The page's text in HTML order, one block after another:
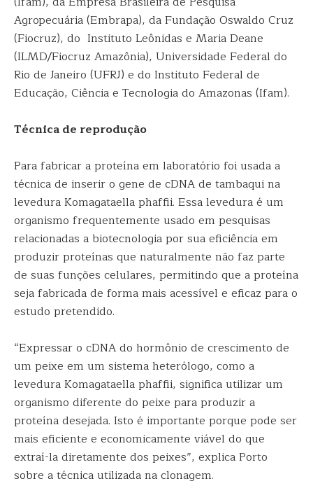
Agropecuária (Embrapa), da Fundação Oswaldo Cruz
(Fiocruz), do Instituto Leônidas e Maria Deane
(ILMD/Fiocruz Amazônia), Universidade Federal do
Rio de Janeiro (UFRJ) e do Instituto Federal de
Educação, Ciência e Tecnologia do Amazonas (Ifam).
Técnica de reprodução
Para fabricar a proteína em laboratório foi usada a
técnica de inserir o gene de cDNA de tambaqui na
levedura Komagataella phaffii. Essa levedura é um
organismo frequentemente usado em pesquisas
relacionadas a biotecnologia por sua eficiência em
produzir proteínas que naturalmente não faz parte
de suas funções celulares, permitindo que a proteína
seja fabricada de forma mais acessível e eficaz para o
estudo pretendido.
“Expressar o cDNA do hormônio de crescimento de
um peixe em um sistema heterólogo, como a
levedura Komagataella phaffii, significa utilizar um
organismo diferente do peixe para produzir a
proteína desejada. Isto é importante porque pode ser
mais eficiente e economicamente viável do que
extraí-la diretamente dos peixes”, explica Porto
sobre a técnica utilizada na clonagem.